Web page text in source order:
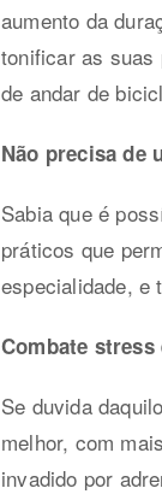
aumento da
tonificar as suas
de andar de
Não precisa de
Sabia que é
práticos que
especialidade, e
Combate stress
Se duvida
melhor, com
invadido por